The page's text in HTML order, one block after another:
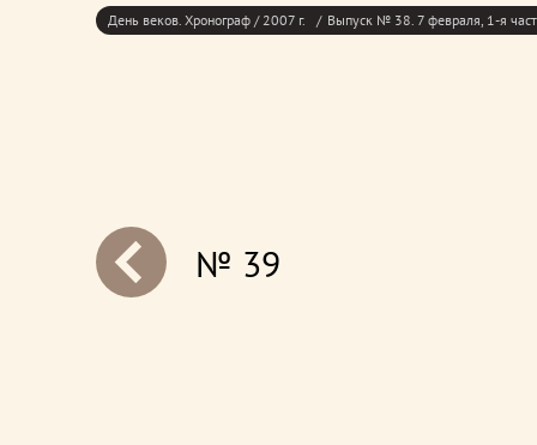
День веков. Хронограф / 2007 г. Выпуск № 38. 7 февраля, 1-я
№ 39